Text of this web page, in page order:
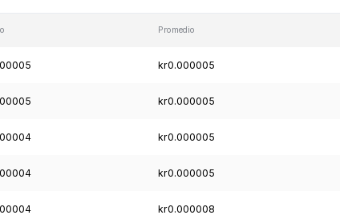
Promedio
kr0.000005
kr0.000005
kr0.000005
kr0.000005
kr0.000008